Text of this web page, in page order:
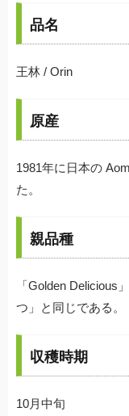
品名
王林 / Orin
原産
1981年に日本の
た。
親品種
「Golden Delicious
つ」と同じである。
収穫時期
10月中旬